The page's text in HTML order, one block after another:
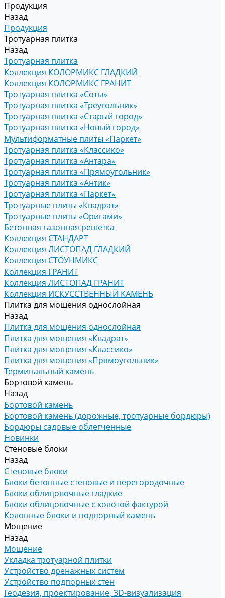
Продукция
Назад
Продукция
Тротуарная плитка
Назад
Тротуарная плитка
Коллекция КОЛОРМИКС ГЛАДКИЙ
Коллекция КОЛОРМИКС ГРАНИТ
Тротуарная плитка «Соты»
Тротуарная плитка «Треугольник»
Тротуарная плитка «Старый город»
Тротуарная плитка «Новый город»
Мультиформатные плиты «Паркет»
Тротуарная плитка «Классико»
Тротуарная плитка «Антара»
Тротуарная плитка «Прямоугольник»
Тротуарная плитка «Антик»
Тротуарная плитка «Паркет»
Тротуарные плиты «Квадрат»
Тротуарные плиты «Оригами»
Бетонная газонная решетка
Коллекция СТАНДАРТ
Коллекция ЛИСТОПАД ГЛАДКИЙ
Коллекция СТОУНМИКС
Коллекция ГРАНИТ
Коллекция ЛИСТОПАД ГРАНИТ
Коллекция ИСКУССТВЕННЫЙ КАМЕНЬ
Плитка для мощения однослойная
Назад
Плитка для мощения однослойная
Плитка для мощения «Квадрат»
Плитка для мощения «Классико»
Плитка для мощения «Прямоугольник»
Терминальный камень
Бортовой камень
Назад
Бортовой камень
Бортовой камень (дорожные, тротуарные бордюры)
Бордюры садовые облегченные
Новинки
Стеновые блоки
Назад
Стеновые блоки
Блоки бетонные стеновые и перегородочные
Блоки облицовочные гладкие
Блоки облицовочные с колотой фактурой
Колонные блоки и подпорный камень
Мощение
Назад
Мощение
Укладка тротуарной плитки
Устройство дренажных систем
Устройство подпорных стен
Геодезия, проектирование, 3D-визуализация